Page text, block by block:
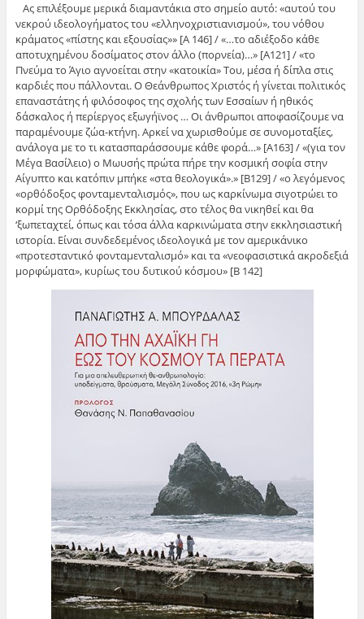
Ας επιλέξουμε μερικά διαμαντάκια στο σημείο αυτό: «αυτού του
νεκρού ιδεολογήματος του «ελληνοχριστιανισμού», του νόθου
κράματος «πίστης και εξουσίας»» [Α 146] / «…το αδιέξοδο κάθε
αποτυχημένου δοσίματος στον άλλο (πορνεία)…» [Α121] / «το
Πνεύμα το Άγιο αγνοείται στην «κατοικία» Του, μέσα ή δίπλα στις
καρδιές που πάλλονται. Ο Θεάνθρωπος Χριστός ή γίνεται πολιτικός
επαναστάτης ή φιλόσοφος της σχολής των Εσσαίων ή ηθικός
δάσκαλος ή περίεργος εξωγήϊνος … Οι άνθρωποι αποφασίζουμε να
παραμένουμε ζώα-κτήνη. Αρκεί να χωρισθούμε σε συνομοταξίες,
ανάλογα με το τι κατασπαράσσουμε κάθε φορά…» [Α163] / «(για τον
Μέγα Βασίλειο) ο Μωυσής πρώτα πήρε την κοσμική σοφία στην
Αίγυπτο και κατόπιν μπήκε «στα θεολογικά».» [Β129] / «ο λεγόμενος
«ορθόδοξος φονταμενταλισμός», που ως καρκίνωμα σιγοτρώει το
κορμί της Ορθόδοξης Εκκλησίας, στο τέλος θα νικηθεί και θα
‘ξωπεταχτεί, όπως και τόσα άλλα καρκινώματα στην εκκλησιαστική
ιστορία. Είναι συνδεδεμένος ιδεολογικά με τον αμερικάνικο
«προτεσταντικό φονταμενταλισμό» και τα «νεοφασιστικά ακροδεξιά
μορφώματα», κυρίως του δυτικού κόσμου» [Β 142]